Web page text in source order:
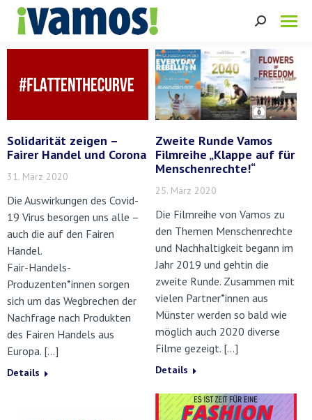
Search:
Solidarität zeigen –
Fairer Handel und Corona
31. März 2020
Die Auswirkungen des Covid-
19 Virus besorgen uns alle –
auch die auf den Fairen
Handel.
Fair-Handels-
Produzenten*innen sorgen
sich um das Wegbrechen der
Nachfrage nach Produkten
des Fairen Handels aus
Europa. […]
Details
Zweite Runde Vamos
Filmreihe „Klappe auf für
Menschenrechte!“
25. März 2020
Die Filmreihe von Vamos zu
den Themen Menschenrechte
und Nachhaltigkeit begann im
Jahr 2019 und gehtin die
zweite Runde. Zusammen mit
vielen Partner*innen aus
Münster werden so bald wie
möglich auch 2020 diverse
Filme gezeigt. […]
Details